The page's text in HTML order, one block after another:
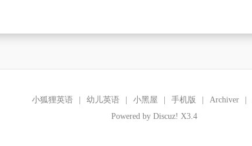
小狐狸英语 幼儿英语 小黑屋 手机版 Archiver
Powered by Discuz! X3.4